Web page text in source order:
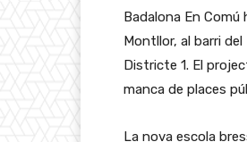
Badalona En
Montllor, al barri
Districte 1. El
manca de places
La nova escola